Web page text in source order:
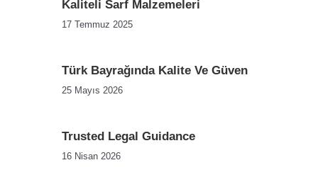
Kaliteli Sarf Malzemeleri
17 Temmuz 2025
Türk Bayrağında Kalite Ve Güven
25 Mayıs 2026
Trusted Legal Guidance
16 Nisan 2026